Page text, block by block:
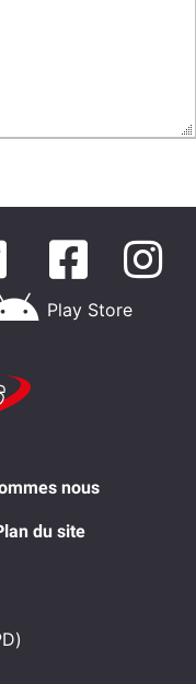
Play Store
nous
du site